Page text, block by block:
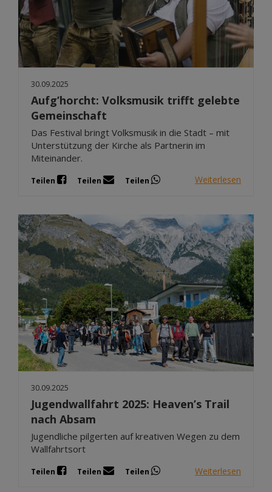
Feb 2026
Jan 2026
Dez 2025
Nov 2025
30.09.2025
Aufg’horcht: Volksmusik trifft gelebte
Gemeinschaft
Das Festival bringt Volksmusik in die Stadt – mit
Unterstützung der Kirche als Partnerin im
Miteinander.
Teilen Teilen Teilen Weiterlesen
30.09.2025
Jugendwallfahrt 2025: Heaven’s Trail
nach Absam
Jugendliche pilgerten auf kreativen Wegen zu dem
Wallfahrtsort
Teilen Teilen Teilen Weiterlesen